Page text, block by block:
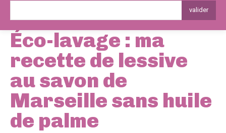
valider
Éco-lavage : ma
recette de lessive
au savon de
Marseille sans huile
de palme